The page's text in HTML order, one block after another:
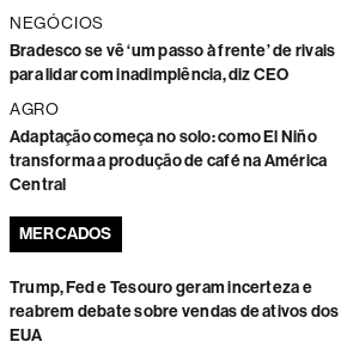
NEGÓCIOS
Bradesco se vê ‘um passo à frente’ de rivais
para lidar com inadimplência, diz CEO
AGRO
Adaptação começa no solo: como El Niño
transforma a produção de café na América
Central
MERCADOS
Trump, Fed e Tesouro geram incerteza e
reabrem debate sobre vendas de ativos dos
EUA